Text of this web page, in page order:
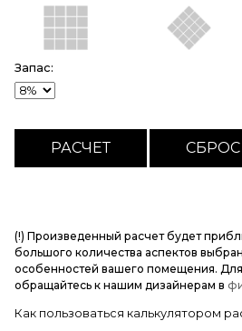
Запас:
(!) Произведенный расчет будет
большого количества аспектов
особенностей вашего помещения. Для
обращайтесь к нашим дизайнерам в
Как пользоваться калькулятором